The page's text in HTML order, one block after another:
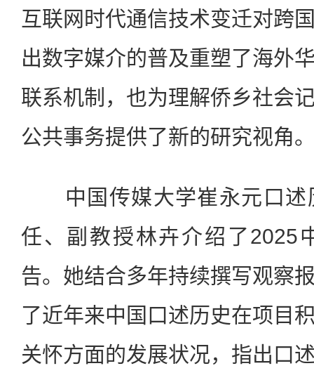
互联网时代通信技术变迁对跨
出数字媒介的普及重塑了海外
联系机制，也为理解侨乡社会
公共事务提供了新的研究视角
中国传媒大学崔永元口述
任、副教授林卉介绍了2025
告。她结合多年持续撰写观察
了近年来中国口述历史在项目
关怀方面的发展状况，指出口